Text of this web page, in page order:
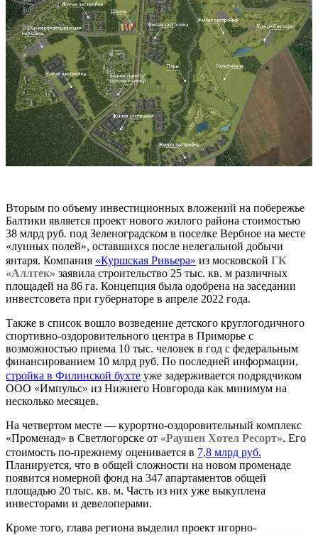
Вторым по объему инвестиционных вложений на побережье
Балтики является проект нового жилого района стоимостью
38 млрд руб. под Зеленоградском в поселке Вербное на месте
«лунных полей», оставшихся после нелегальной добычи
янтаря. Компания «Куршская Ривьера» из московской ГК
«Аллтек» заявила строительство 25 тыс. кв. м различных
площадей на 86 га. Концепция была одобрена на заседании
инвестсовета при губернаторе в апреле 2022 года.
Также в список вошло возведение детского круглогодичного
спортивно-оздоровительного центра в Приморье с
возможностью приема 10 тыс. человек в год с федеральным
финансированием 10 млрд руб. По последней информации,
стройка в Филинской бухте уже задерживается подрядчиком
ООО «Импульс» из Нижнего Новгорода как минимум на
несколько месяцев.
На четвертом месте — курортно-оздоровительный комплекс
«Променад» в Светлогорске от «Раушен Хотел Ресорт». Его
стоимость по-прежнему оценивается в 7,8 млрд руб.
Планируется, что в общей сложности на новом променаде
появится номерной фонд на 347 апартаментов общей
площадью 20 тыс. кв. м. Часть из них уже выкуплена
инвесторами и девелоперами.
Кроме того, глава региона выделил проект игорно-